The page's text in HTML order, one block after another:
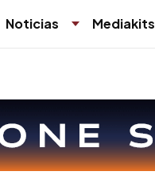
Noticias Mediakits